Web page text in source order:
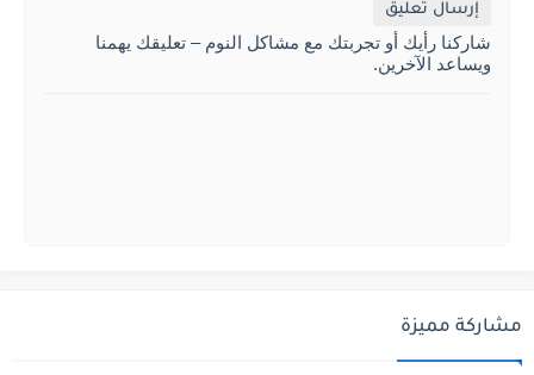
إرسال تعليق
شاركنا رأيك أو تجربتك مع مشاكل النوم – تعليقك يهمنا
ويساعد الآخرين.
مشاركة مميزة